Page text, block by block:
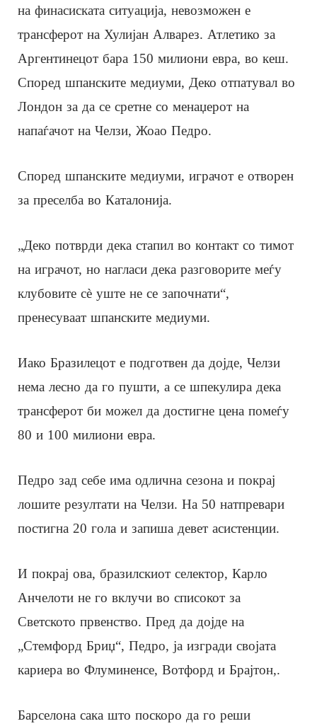
на финасиската ситуација, невозможен е
трансферот на Хулијан Алварез. Атлетико за
Аргентинецот бара 150 милиони евра, во кеш.
Според шпанските медиуми, Деко отпатувал во
Лондон за да се сретне со менаџерот на
напаѓачот на Челзи, Жоао Педро.
Според шпанските медиуми, играчот е отворен
за преселба во Каталонија.
„Деко потврди дека стапил во контакт со тимот
на играчот, но нагласи дека разговорите меѓу
клубовите сè уште не се започнати“,
пренесуваат шпанските медиуми.
Иако Бразилецот е подготвен да дојде, Челзи
нема лесно да го пушти, а се шпекулира дека
трансферот би можел да достигне цена помеѓу
80 и 100 милиони евра.
Педро зад себе има одлична сезона и покрај
лошите резултати на Челзи. На 50 натпревари
постигна 20 гола и запиша девет асистенции.
И покрај ова, бразилскиот селектор, Карло
Анчелоти не го вклучи во списокот за
Светското првенство. Пред да дојде на
„Стемфорд Бриџ“, Педро, ја изгради својата
кариера во Флуминенсе, Вотфорд и Брајтон,.
Барселона сака што поскоро да го реши